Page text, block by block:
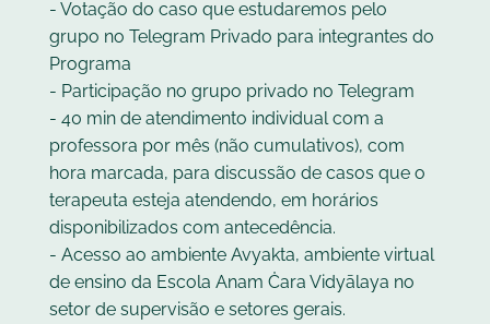
- Votação do caso que estudaremos pelo
grupo no Telegram Privado para integrantes do
Programa
- Participação no grupo privado no Telegram
- 40 min de atendimento individual com a
professora por mês (não cumulativos), com
hora marcada, para discussão de casos que o
terapeuta esteja atendendo, em horários
disponibilizados com antecedência.
- Acesso ao ambiente Avyakta, ambiente virtual
de ensino da Escola Anam Ċara Vidyālaya no
setor de supervisão e setores gerais.